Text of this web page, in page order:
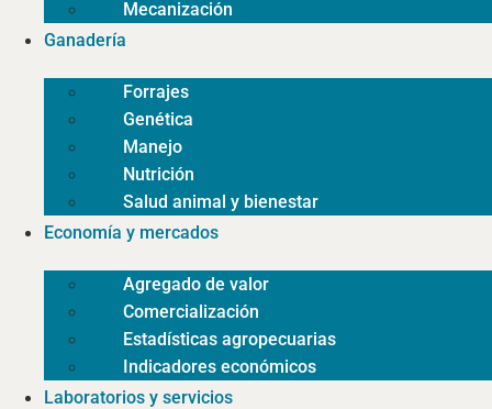
Mecanización
Ganadería
Forrajes
Genética
Manejo
Nutrición
Salud animal y bienestar
Economía y mercados
Agregado de valor
Comercialización
Estadísticas agropecuarias
Indicadores económicos
Laboratorios y servicios